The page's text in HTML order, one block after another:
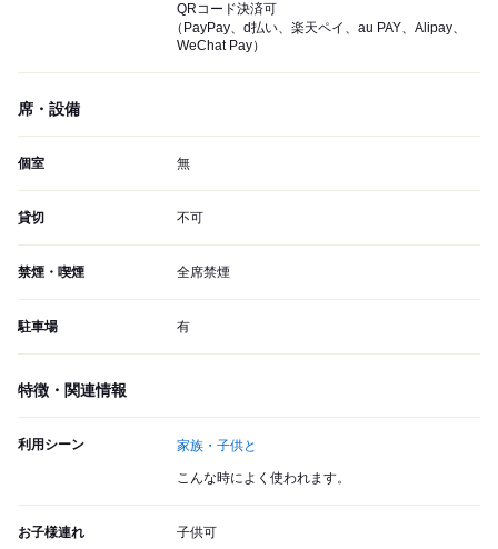
QRコード決済可
（PayPay、d払い、楽天ペイ、au PAY、Alipay、
WeChat Pay）
席・設備
個室 無
貸切 不可
禁煙・喫煙 全席禁煙
駐車場 有
特徴・関連情報
利用シーン 家族・子供と
こんな時によく使われます。
お子様連れ 子供可